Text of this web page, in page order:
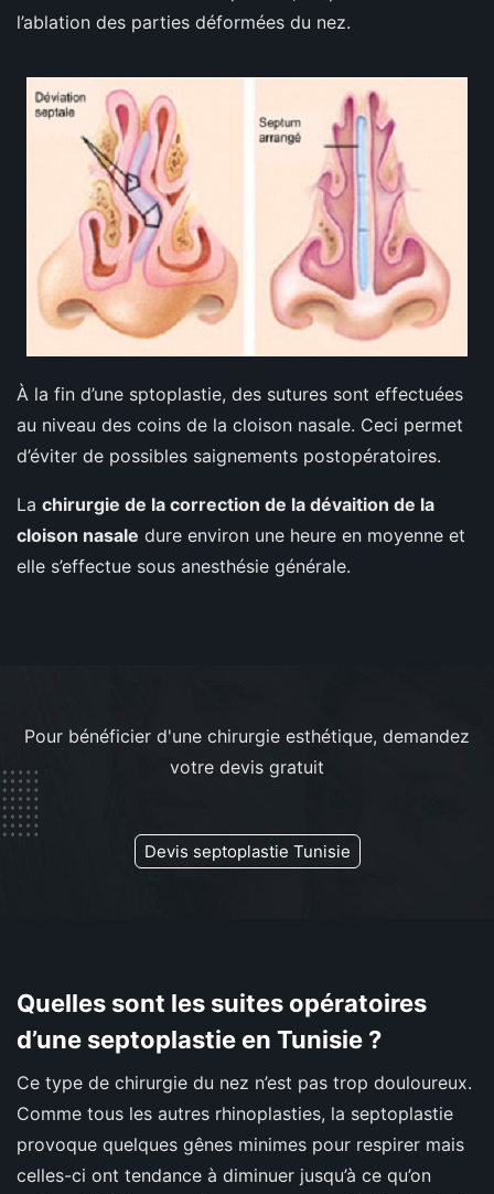
l’ablation des parties déformées du nez.
À la fin d’une sptoplastie, des sutures sont effectuées
au niveau des coins de la cloison nasale. Ceci permet
d’éviter de possibles saignements postopératoires.
La chirurgie de la correction de la dévaition de la
cloison nasale dure environ une heure en moyenne et
elle s’effectue sous anesthésie générale.
Pour bénéficier d'une chirurgie esthétique, demandez
votre devis gratuit
Devis septoplastie Tunisie
Quelles sont les suites opératoires
d’une septoplastie en Tunisie ?
Ce type de chirurgie du nez n’est pas trop douloureux.
Comme tous les autres rhinoplasties, la septoplastie
provoque quelques gênes minimes pour respirer mais
celles-ci ont tendance à diminuer jusqu’à ce qu’on